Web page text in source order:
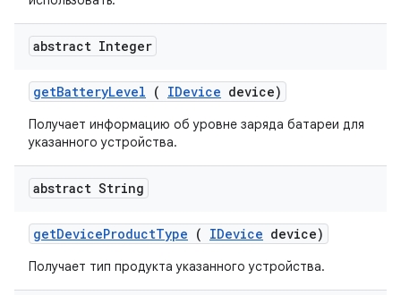
abstract Integer
getBatteryLevel ( IDevice device)
Получает информацию об уровне заряда батареи для
указанного устройства.
abstract String
getDeviceProductType ( IDevice device)
Получает тип продукта указанного устройства.